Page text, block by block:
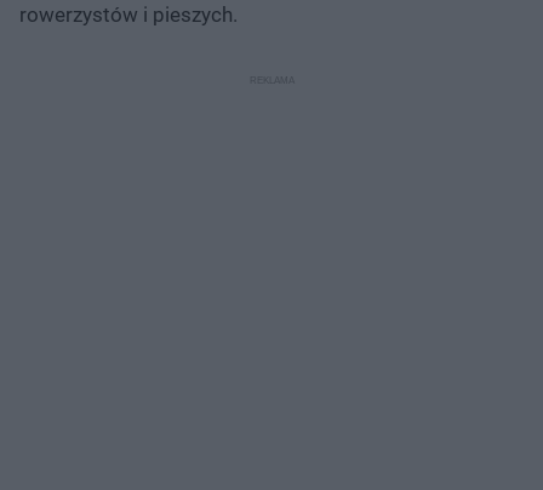
rowerzystów i pieszych.